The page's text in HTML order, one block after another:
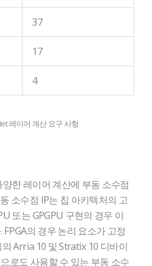
37
17
4
레이어 계산 요구 사항
한 레이어 계산에 부동 소수점
소수점 IP는 칩 아키텍처의 고
또는 GPGPU 구현의 경우 이
의 경우 논리 요소가 고정
Arria 10 및 Stratix 10 디바이
로도 사용할 수 있는 부동 소수